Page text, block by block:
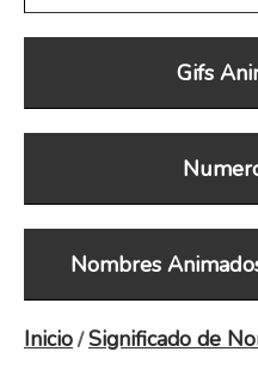
Gifs
Nombres
Inicio/Significado de